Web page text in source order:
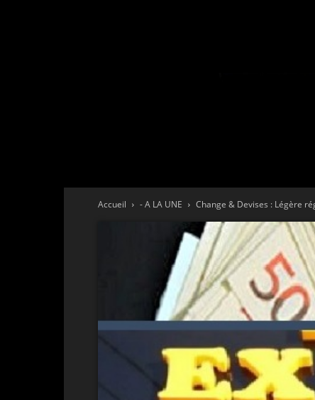
Accueil - A LA UNE Change & Devises : Légère